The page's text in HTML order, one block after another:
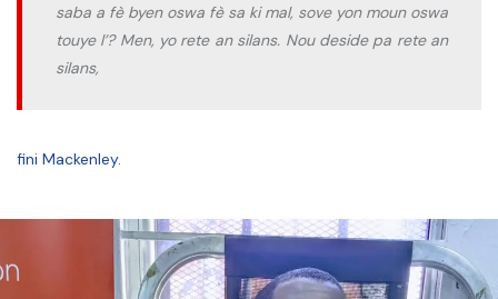
saba a fè byen oswa fè sa ki mal, sove yon moun oswa
touye l’? Men, yo rete an silans. Nou deside pa rete an
silans,
fini Mackenley.